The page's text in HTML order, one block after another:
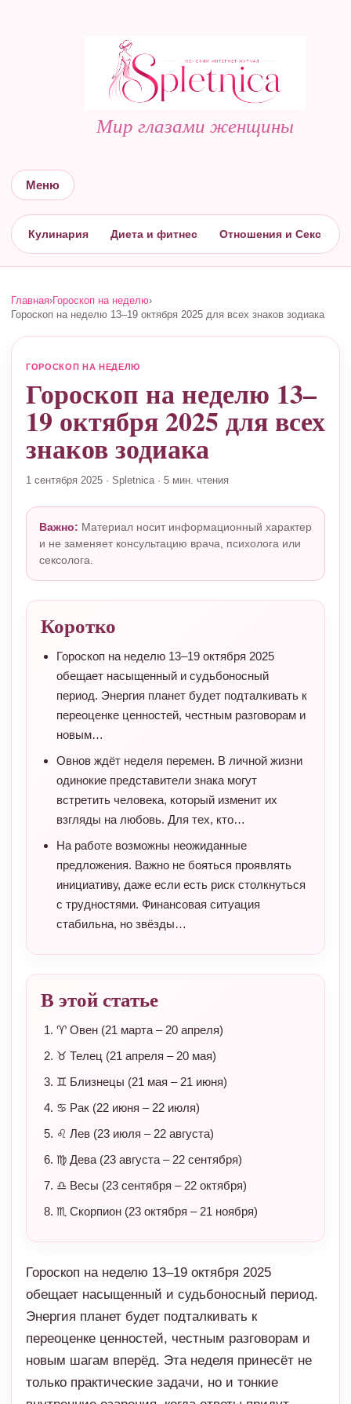
Мир глазами женщины
Меню
Кулинария Диета и фитнес Отношения и Секс
Главная›Гороскоп на неделю›
Гороскоп на неделю 13–19 октября 2025 для всех знаков зодиака
ГОРОСКОП НА НЕДЕЛЮ
Гороскоп на неделю 13–
19 октября 2025 для всех
знаков зодиака
1 сентября 2025 · Spletnica · 5 мин. чтения
Важно: Материал носит информационный характер
и не заменяет консультацию врача, психолога или
сексолога.
Коротко
Гороскоп на неделю 13–19 октября 2025
обещает насыщенный и судьбоносный
период. Энергия планет будет подталкивать к
переоценке ценностей, честным разговорам и
новым…
Овнов ждёт неделя перемен. В личной жизни
одинокие представители знака могут
встретить человека, который изменит их
взгляды на любовь. Для тех, кто…
На работе возможны неожиданные
предложения. Важно не бояться проявлять
инициативу, даже если есть риск столкнуться
с трудностями. Финансовая ситуация
стабильна, но звёзды…
В этой статье
♈ Овен (21 марта – 20 апреля)
♉ Телец (21 апреля – 20 мая)
♊ Близнецы (21 мая – 21 июня)
♋ Рак (22 июня – 22 июля)
♌ Лев (23 июля – 22 августа)
♍ Дева (23 августа – 22 сентября)
♎ Весы (23 сентября – 22 октября)
♏ Скорпион (23 октября – 21 ноября)
Гороскоп на неделю 13–19 октября 2025
обещает насыщенный и судьбоносный период.
Энергия планет будет подталкивать к
переоценке ценностей, честным разговорам и
новым шагам вперёд. Эта неделя принесёт не
только практические задачи, но и тонкие